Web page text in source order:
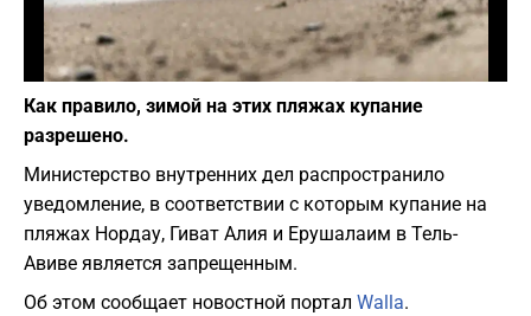
Фото: pixabay.com
Как правило, зимой на этих пляжах купание
разрешено.
Министерство внутренних дел распространило
уведомление, в соответствии с которым купание на
пляжах Нордау, Гиват Алия и Ерушалаим в Тель-
Авиве является запрещенным.
Об этом сообщает новостной портал Walla.